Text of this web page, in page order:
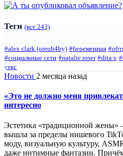
Теги (все 243)
#alex clark (oreob4by) #беременная
#социальные сети #natalie roser #dita v
секс
Новости 2 месяца назад
«Это не должно меня
интересно
Эстетика «традиционной
вышла за пределы нишевого
моду, визуальную культуру,
даже интимные фантазии.